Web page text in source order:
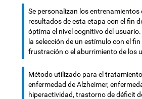
Se personalizan los entrenamientos
resultados de esta etapa con el fin
óptima el nivel cognitivo del
la selección de un estímulo con el
frustración o el aburrimiento de los
Método utilizado para el
enfermedad de Alzheimer,
hiperactividad, trastorno de déficit